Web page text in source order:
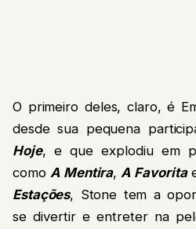
O primeiro deles, claro, é
desde sua pequena
Hoje, e que explodiu em
como A Mentira, A Favorita
Estações, Stone tem a
se divertir e entreter na